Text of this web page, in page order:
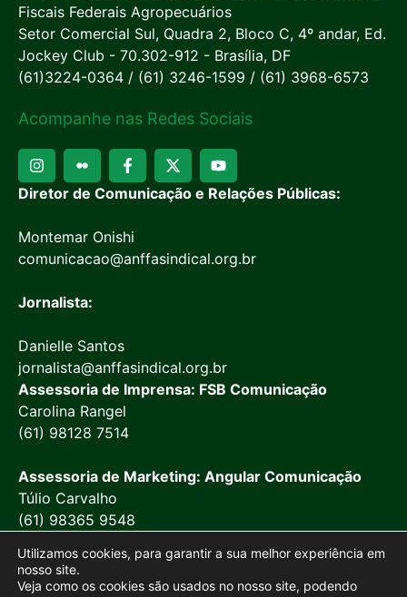
Fiscais Federais Agropecuários
Setor Comercial Sul, Quadra 2, Bloco C, 4º andar, Ed.
Jockey Club - 70.302-912 - Brasília, DF
(61)3224-0364 / (61) 3246-1599 / (61) 3968-6573
Acompanhe nas Redes Sociais
Diretor de Comunicação e Relações Públicas:
Montemar Onishi
comunicacao@anffasindical.org.br
Jornalista:
Danielle Santos
jornalista@anffasindical.org.br
Assessoria de Imprensa: FSB Comunicação
Carolina Rangel
(61) 98128 7514
Assessoria de Marketing: Angular Comunicação
Túlio Carvalho
(61) 98365 9548
Utilizamos cookies, para garantir a sua melhor experiência em
nosso site.
Veja como os cookies são usados no nosso site, podendo